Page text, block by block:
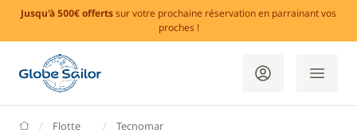
Jusqu'à 500€ offertssur votre prochaine réservation en parrainant vos
proches !
GlobeSailor
Flotte Tecnomar